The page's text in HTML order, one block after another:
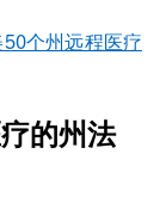
个州远程医疗
的州法